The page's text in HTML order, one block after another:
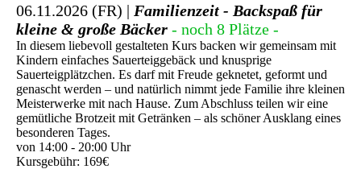
06.11.2026 (FR) | Familienzeit - Backspaß für
kleine & große Bäcker - noch 8 Plätze -
In diesem liebevoll gestalteten Kurs backen wir gemeinsam mit
Kindern einfaches Sauerteiggebäck und knusprige
Sauerteigplätzchen. Es darf mit Freude geknetet, geformt und
genascht werden – und natürlich nimmt jede Familie ihre kleinen
Meisterwerke mit nach Hause. Zum Abschluss teilen wir eine
gemütliche Brotzeit mit Getränken – als schöner Ausklang eines
besonderen Tages.
von 14:00 - 20:00 Uhr
Kursgebühr: 169€